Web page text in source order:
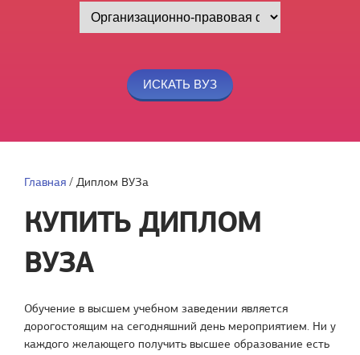
Главная / Диплом ВУЗа
КУПИТЬ ДИПЛОМ
ВУЗА
Обучение в высшем учебном заведении является
дорогостоящим на сегодняшний день мероприятием. Ни у
каждого желающего получить высшее образование есть